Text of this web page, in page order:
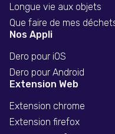
Longue vie aux objets
Que faire de mes
Nos Appli
Dero pour iOS
Dero pour Android
Extension Web
Extension chrome
Extension firefox